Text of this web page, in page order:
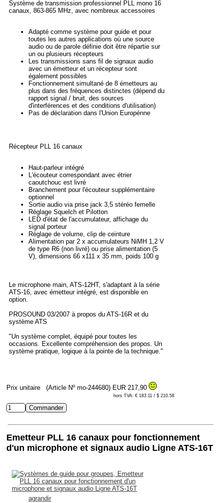
Système de transmission professionnel PLL mono 16
canaux, 863-865 MHz, avec nombreux accessoires
Adapté comme système pour guide et pour
toutes les autres applications où une source
audio ou de parole définie doit être répartie sur
un ou plusieurs récepteurs
Les transmissions sans fil de signaux audio
avec un émetteur et un récepteur sont
également possibles
Fonctionnement simultané de 8 émetteurs au
plus dans des fréquences distinctes (dépend du
rapport signal / bruit, des sources
d'interférences et des conditions d'utilisation)
Pas de déclaration dans l'Union Europénne
Récepteur PLL 16 canaux
Haut-parleur intégré
L'écouteur correspondant avec étrier
caoutchouc est livré
Branchement pour l'écouteur supplémentaire
optionnel
Sortie audio via prise jack 3,5 stéréo femelle
Réglage Squelch et Pilotton
LED d'état de l'accumulateur, affichage du
signal porteur
Réglage de volume, clip de ceinture
Alimentation par 2 x accumulateurs NiMH 1,2 V
de type R6 (non livré) ou prise alimentation (5
V), dimensions 66 x111 x 35 mm, poids 100 g
Le microphone main, ATS-12HT, s'adaptant à la série
ATS-16, avec émetteur intégré, est disponible en
option.
PROSOUND 03/2007 à propos du ATS-16R et du
système ATS
"Un système complet, équipé pour toutes les
occasions. Excellente compréhension des propos. Un
système pratique, logique à la pointe de la technique."
Prix unitaire (Article Nº mo-244680) EUR 217,90
hors TVA: € 183.11 / $ 210.58
Emetteur PLL 16 canaux pour fonctionnement
d'un microphone et signaux audio Ligne ATS-16T
agrandir